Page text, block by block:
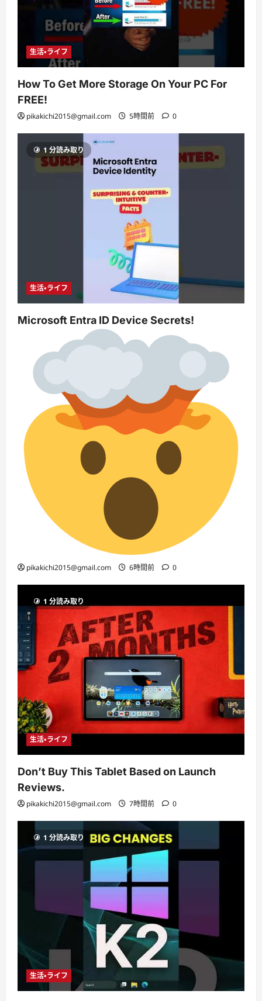
生活・ライフ
How To Get More Storage On Your PC For
FREE!
pikakichi2015@gmail.com 5時間前 0
1 分読み取り
生活・ライフ
Microsoft Entra ID Device Secrets!
pikakichi2015@gmail.com 6時間前 0
1 分読み取り
生活・ライフ
Don’t Buy This Tablet Based on Launch
Reviews.
pikakichi2015@gmail.com 7時間前 0
1 分読み取り
生活・ライフ